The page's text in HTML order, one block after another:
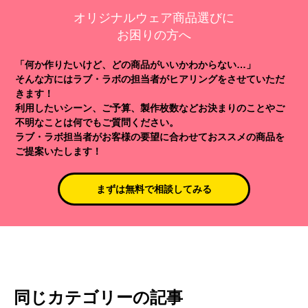
オリジナルウェア商品選びに
お困りの方へ
「何か作りたいけど、どの商品がいいかわからない…」
そんな方にはラブ・ラボの担当者がヒアリングをさせていただ
きます！
利用したいシーン、ご予算、製作枚数などお決まりのことやご
不明なことは何でもご質問ください。
ラブ・ラボ担当者がお客様の要望に合わせておススメの商品を
ご提案いたします！
まずは無料で相談してみる
同じカテゴリーの記事